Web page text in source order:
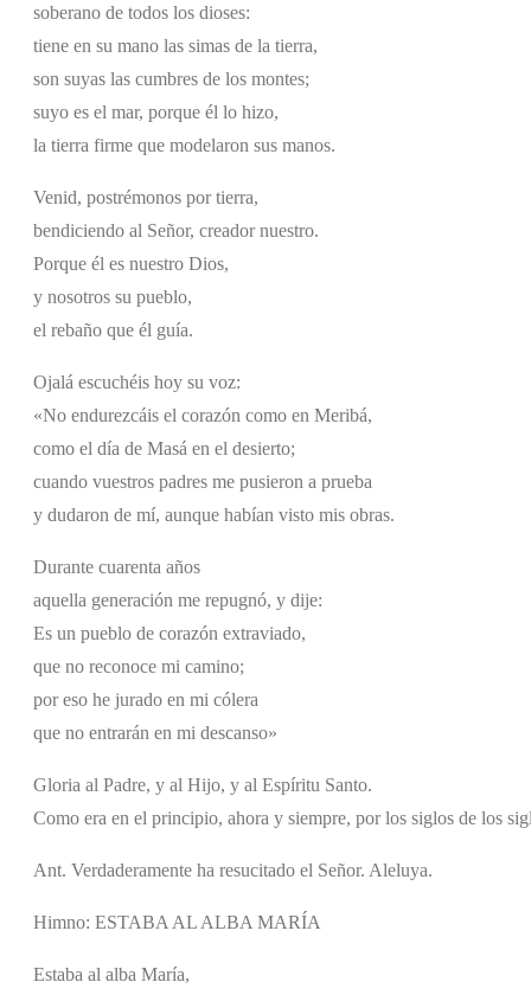
soberano de todos los dioses:
tiene en su mano las simas de la tierra,
son suyas las cumbres de los montes;
suyo es el mar, porque él lo hizo,
la tierra firme que modelaron sus manos.
Venid, postrémonos por tierra,
bendiciendo al Señor, creador nuestro.
Porque él es nuestro Dios,
y nosotros su pueblo,
el rebaño que él guía.
Ojalá escuchéis hoy su voz:
«No endurezcáis el corazón como en Meribá,
como el día de Masá en el desierto;
cuando vuestros padres me pusieron a prueba
y dudaron de mí, aunque habían visto mis obras.
Durante cuarenta años
aquella generación me repugnó, y dije:
Es un pueblo de corazón extraviado,
que no reconoce mi camino;
por eso he jurado en mi cólera
que no entrarán en mi descanso»
Gloria al Padre, y al Hijo, y al Espíritu Santo.
Como era en el principio, ahora y siempre, por los siglos de los
Ant. Verdaderamente ha resucitado el Señor. Aleluya.
Himno: ESTABA AL ALBA MARÍA
Estaba al alba María,